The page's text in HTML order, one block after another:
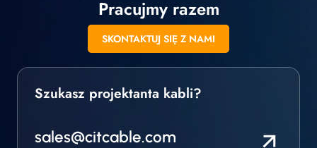
Pracujmy razem
SKONTAKTUJ SIĘ Z NAMI
Szukasz projektanta kabli?
sales@citcable.com